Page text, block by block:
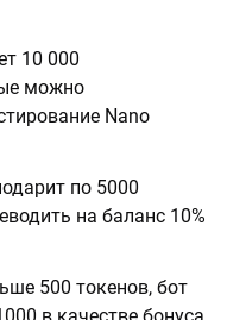
10 000
можно
Nano
по 5000
на баланс 10%
500 токенов, бот
в качестве бонуса.